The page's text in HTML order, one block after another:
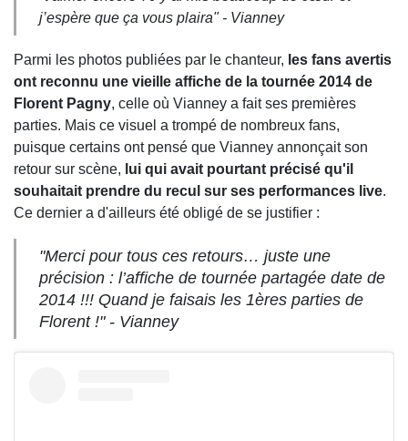
j’espère que ça vous plaira" - Vianney
Parmi les photos publiées par le chanteur, les fans avertis
ont reconnu une vieille affiche de la tournée 2014 de
Florent Pagny, celle où Vianney a fait ses premières
parties. Mais ce visuel a trompé de nombreux fans,
puisque certains ont pensé que Vianney annonçait son
retour sur scène, lui qui avait pourtant précisé qu'il
souhaitait prendre du recul sur ses performances live.
Ce dernier a d'ailleurs été obligé de se justifier :
"Merci pour tous ces retours… juste une
précision : l’affiche de tournée partagée date de
2014 !!! Quand je faisais les 1ères parties de
Florent !" - Vianney